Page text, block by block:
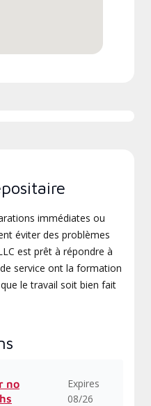
immédiates ou
éviter des problèmes
est prêt à répondre à
service ont la formation
le travail soit bien fait
no
Expires
08/26